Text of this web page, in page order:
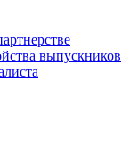
выпускников